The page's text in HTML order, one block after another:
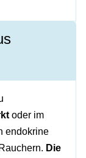
oder im
endokrine
Die